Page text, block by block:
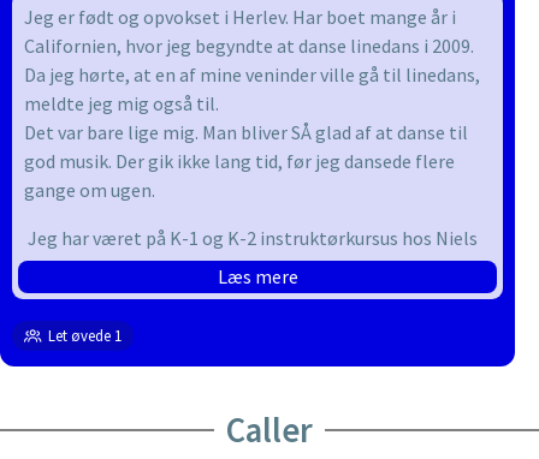
Jeg er født og opvokset i Herlev. Har boet mange år i
Californien, hvor jeg begyndte at danse linedans i 2009.
Da jeg hørte, at en af mine veninder ville gå til linedans,
meldte jeg mig også til.
Det var bare lige mig. Man bliver SÅ glad af at danse til
god musik. Der gik ikke lang tid, før jeg dansede flere
gange om ugen.
Jeg har været på K-1 og K-2 instruktørkursus hos Niels
Poulsen.
underviser Improverholdet torsdag aften.
Læs mere
Let øvede 1
Caller